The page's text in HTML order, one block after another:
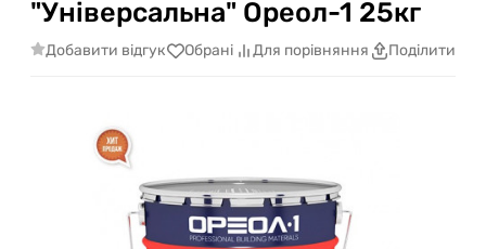
"Універсальна" Ореол-1 25кг
Добавити відгук Обрані Для порівняння Поділитися